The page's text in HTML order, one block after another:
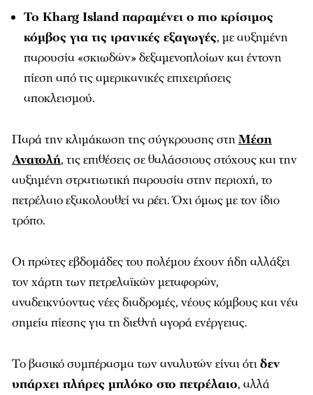
Το Kharg Island παραμένει ο πιο κρίσιμος
κόμβος για τις ιρανικές εξαγωγές, με αυξημένη
παρουσία «σκιωδών» δεξαμενοπλοίων και έντονη
πίεση από τις αμερικανικές επιχειρήσεις
αποκλεισμού.
Παρά την κλιμάκωση της σύγκρουσης στηΜέση
Ανατολή, τις επιθέσεις σε θαλάσσιους στόχους και την
αυξημένη στρατιωτική παρουσία στην περιοχή, το
πετρέλαιο εξακολουθεί να ρέει. Όχι όμως με τον ίδιο
τρόπο.
Οι πρώτες εβδομάδες του πολέμου έχουν ήδη αλλάξει
τον χάρτη των πετρελαϊκών μεταφορών,
αναδεικνύοντας νέες διαδρομές, νέους κόμβους και νέα
σημεία πίεσης για τη διεθνή αγορά ενέργειας.
Το βασικό συμπέρασμα των αναλυτών είναι ότιδεν
υπάρχει πλήρες μπλόκο στο πετρέλαιο, αλλά